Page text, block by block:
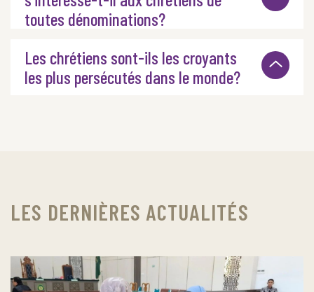
toutes dénominations?
Les chrétiens sont-ils les croyants
les plus persécutés dans le monde?
LES DERNIÈRES ACTUALITÉS